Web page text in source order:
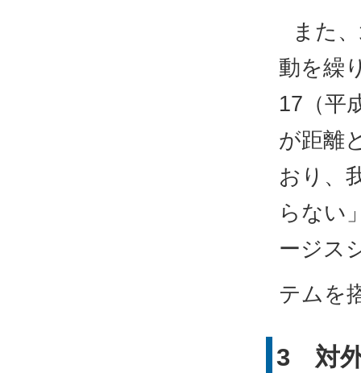
また
動を繰
17（平
が距離
おり、
らない
ージス
テムを
3 対